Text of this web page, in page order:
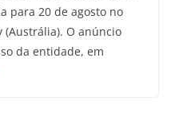
para 20 de agosto no
(Austrália). O anúncio
da entidade, em